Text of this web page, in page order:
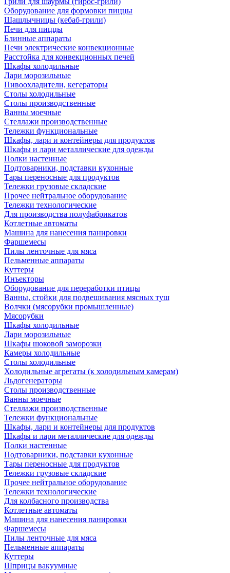
Оборудование для формовки пиццы
Шашлычницы (кебаб-грили)
Печи для пиццы
Блинные аппараты
Печи электрические конвекционные
Расстойка для конвекционных печей
Шкафы холодильные
Лари морозильные
Пивоохладители, кегераторы
Столы холодильные
Столы производственные
Ванны моечные
Стеллажи производственные
Тележки функциональные
Шкафы, лари и контейнеры для продуктов
Шкафы и лари металлические для одежды
Полки настенные
Подтоварники, подставки кухонные
Тары переносные для продуктов
Тележки грузовые складские
Прочее нейтральное оборудование
Тележки технологические
Для производства полуфабрикатов
Котлетные автоматы
Машина для нанесения панировки
Фаршемесы
Пилы ленточные для мяса
Пельменные аппараты
Куттеры
Инъекторы
Оборудование для переработки птицы
Ванны, стойки для подвешивания мясных туш
Волчки (мясорубки промышленные)
Мясорубки
Шкафы холодильные
Лари морозильные
Шкафы шоковой заморозки
Камеры холодильные
Столы холодильные
Холодильные агрегаты (к холодильным камерам)
Льдогенераторы
Столы производственные
Ванны моечные
Стеллажи производственные
Тележки функциональные
Шкафы, лари и контейнеры для продуктов
Шкафы и лари металлические для одежды
Полки настенные
Подтоварники, подставки кухонные
Тары переносные для продуктов
Тележки грузовые складские
Прочее нейтральное оборудование
Тележки технологические
Для колбасного производства
Котлетные автоматы
Машина для нанесения панировки
Фаршемесы
Пилы ленточные для мяса
Пельменные аппараты
Куттеры
Шприцы вакуумные